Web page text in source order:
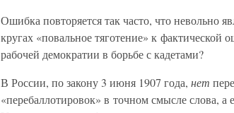
Ошибка повторяется так часто, что невольно
кругах «повальное тяготение» к фактической
рабочей демократии в борьбе с кадетами?
В России, по закону 3 июня 1907 года, нет
«перебаллотировок» в точном смысле слова,